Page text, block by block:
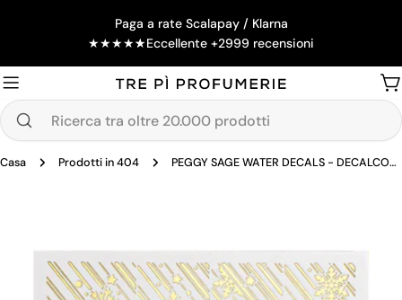
Paga a rate Scalapay / Klarna
★★★★★Eccellente +2999 recensioni
Ricerca
oltre
Casa Prodotti in 404 PEGGY SAGE WATER DECALS - DECALCOMANIE PER UNGHIE CHRISTMAS 201
prodotto